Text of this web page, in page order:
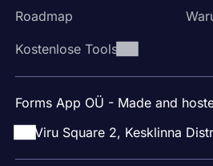
Roadmap
Kostenlose Tools
Forms App OÜ - Made and
Viru Square 2, Kesklinna